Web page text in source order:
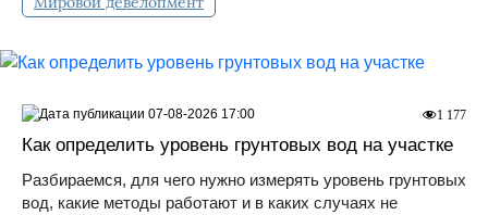
Как определить уровень грунтовых вод на участке
Разбираемся, для чего нужно измерять уровень грунтовых
вод, какие методы работают и в каких случаях не
1 177
07-08-2026 17:00